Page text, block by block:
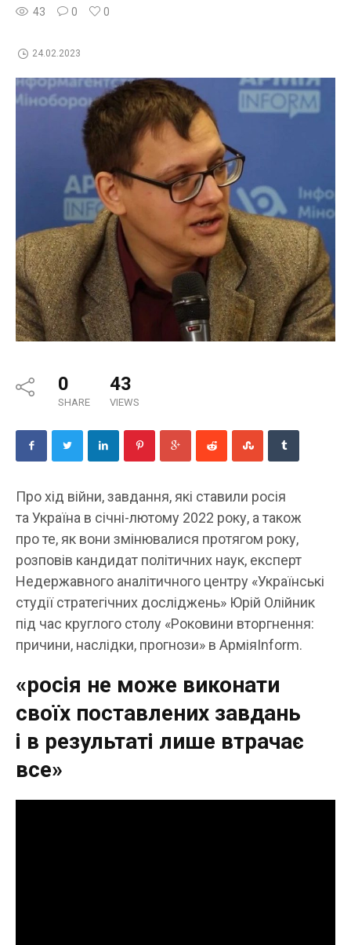
43 0 0
24.02.2023
0
SHARE
43
VIEWS
Про хід війни, завдання, які ставили росія
та Україна в січні-лютому 2022 року, а також
про те, як вони змінювалися протягом року,
розповів кандидат політичних наук, експерт
Недержавного аналітичного центру «Українські
студії стратегічних досліджень» Юрій Олійник
під час круглого столу «Роковини вторгнення:
причини, наслідки, прогнози» в АрміяInform.
«росія не може виконати
своїх поставлених завдань
і в результаті лише втрачає
все»